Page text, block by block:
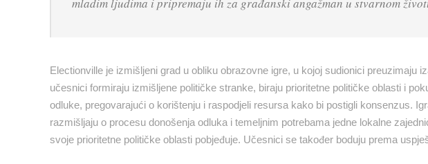
mladim ljudima i pripremaju ih za građanski angažman u stvarnom
Electionville je izmišljeni grad u obliku obrazovne igre, u kojoj sudionici preuzimaju
učesnici formiraju izmišljene političke stranke, biraju prioritetne političke oblasti i
odluke, pregovarajući o korištenju i raspodjeli resursa kako bi postigli konsenzus.
razmišljaju o procesu donošenja odluka i temeljnim potrebama jedne lokalne
svoje prioritetne političke oblasti pobjeđuje. Učesnici se također boduju prema